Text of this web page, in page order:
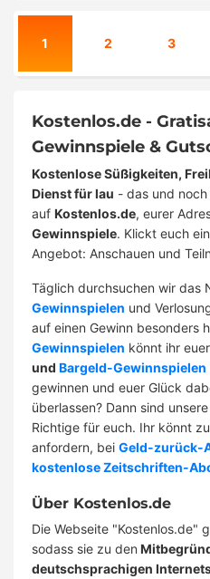
1 2 3
Kostenlos.de -
Gewinnspiele &
Kostenlose Süßigkeiten,
Dienst für lau - das und
auf Kostenlos.de, eurer
Gewinnspiele. Klickt euch
Angebot: Anschauen und
Täglich durchsuchen wir das
Gewinnspielen und
auf einen Gewinn besonders
Gewinnspielen könnt ihr
und Bargeld-Gewinnspielen
gewinnen und euer Glück
überlassen? Dann sind
Richtige für euch. Ihr könnt
anfordern, bei Geld-zurück-
kostenlose Zeitschriften-
Über Kostenlos.de
Die Webseite "Kostenlos.de"
sodass sie zu den
deutschsprachigen